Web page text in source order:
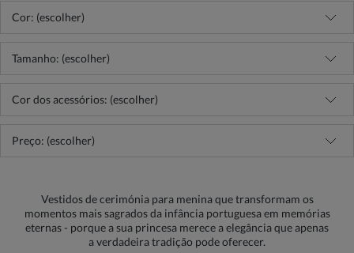
Cor: (escolher)
Tamanho: (escolher)
Cor dos acessórios: (escolher)
Preço: (escolher)
Vestidos de cerimónia para menina que transformam os
momentos mais sagrados da infância portuguesa em memórias
eternas - porque a sua princesa merece a elegância que apenas
a verdadeira tradição pode oferecer.